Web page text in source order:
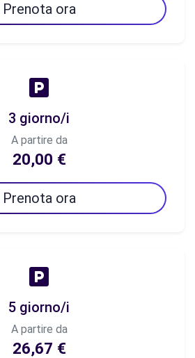
Prenota ora
3 giorno/i
A partire da
20,00 €
Prenota ora
5 giorno/i
A partire da
26,67 €